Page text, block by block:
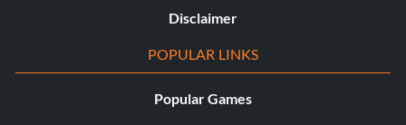
Disclaimer
POPULAR LINKS
Popular Games